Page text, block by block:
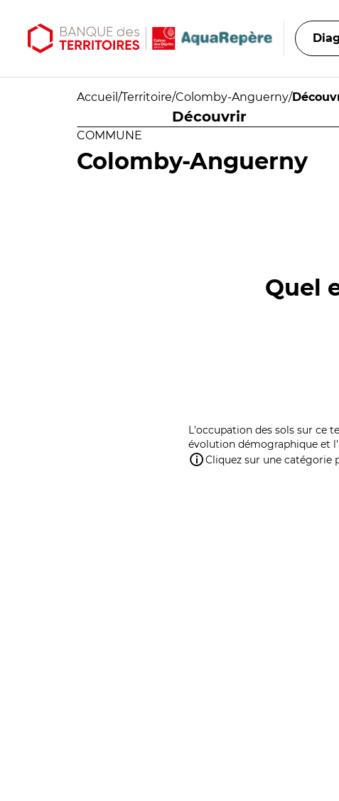
Accueil /Territoire/Colomby-Anguerny/
Découvrir
COMMUNE
Colomby-Anguerny
Quel
L'occupation des sols sur ce
évolution démographique et
Cliquez sur une catégorie